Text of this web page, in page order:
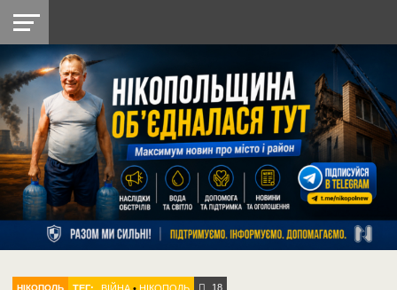
НІКОПОЛЬ
РАЙОН
СІЧЕСЛАВСЬКА
УКРАЇНА
РЕТРО
НІКОПОЛЬ
ЛАЙТ
УКРАЇНА
ДОПОМОГА
РАДІО
НІКОПОЛЬ ТЕГ: ВІЙНА •НІКОПОЛЬ 18